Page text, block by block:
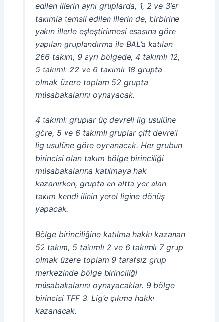
edilen illerin aynı gruplarda, 1, 2 ve 3’er
takımla temsil edilen illerin de, birbirine
yakın illerle eşleştirilmesi esasına göre
yapılan gruplandırma ile BAL’a katılan
266 takım, 9 ayrı bölgede, 4 takımlı 12,
5 takımlı 22 ve 6 takımlı 18 grupta
olmak üzere toplam 52 grupta
müsabakalarını oynayacak.
4 takımlı gruplar üç devreli lig usulüne
göre, 5 ve 6 takımlı gruplar çift devreli
lig usulüne göre oynanacak. Her grubun
birincisi olan takım bölge birinciliği
müsabakalarına katılmaya hak
kazanırken, grupta en altta yer alan
takım kendi ilinin yerel ligine dönüş
yapacak.
Bölge birinciliğine katılma hakkı kazanan
52 takım, 5 takımlı 2 ve 6 takımlı 7 grup
olmak üzere toplam 9 tarafsız grup
merkezinde bölge birinciliği
müsabakalarını oynayacaklar. 9 bölge
birincisi TFF 3. Lig’e çıkma hakkı
kazanacak.